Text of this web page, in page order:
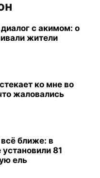
с акимом: о
жители
ко мне во
жаловались
ближе: в
81
ель